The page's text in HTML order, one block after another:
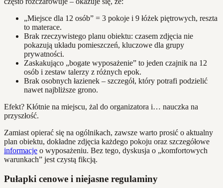
„Miejsce dla 12 osób” = 3 pokoje i 9 łóżek piętrowych, reszta
to materace.
Brak rzeczywistego planu obiektu: czasem zdjęcia nie
pokazują układu pomieszczeń, kluczowe dla grupy
prywatności.
Zaskakująco „bogate wyposażenie” to jeden czajnik na 12
osób i zestaw talerzy z różnych epok.
Brak osobnych łazienek – szczegół, który potrafi podzielić
nawet najbliższe grono.
Efekt? Kłótnie na miejscu, żal do organizatora i… nauczka na
przyszłość.
Zamiast opierać się na ogólnikach, zawsze warto prosić o aktualny
plan obiektu, dokładne zdjęcia każdego pokoju oraz szczegółowe
informacje o wyposażeniu. Bez tego, dyskusja o „komfortowych
warunkach” jest czystą fikcją.
Pułapki cenowe i niejasne regulaminy